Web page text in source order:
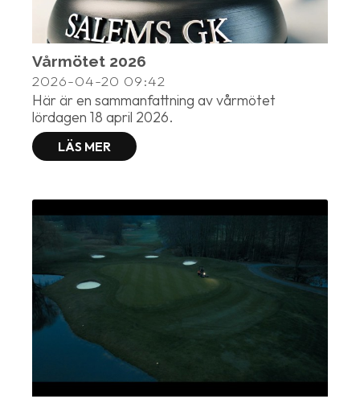
Vårmötet 2026
2026-04-20 09:42
Här är en sammanfattning av vårmötet
lördagen 18 april 2026.
LÄS MER